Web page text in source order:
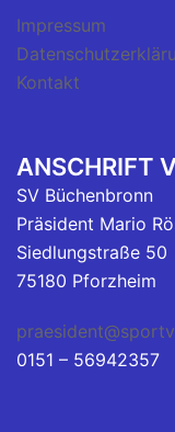
Impressum
Kontakt
ANSCHRIFT
SV Büchenbronn
Präsident Mario
Siedlungstraße 50
75180 Pforzheim
0151 – 56942357